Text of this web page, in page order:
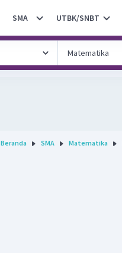
SMA UTBK/SNBT
Beranda SMA Matematika